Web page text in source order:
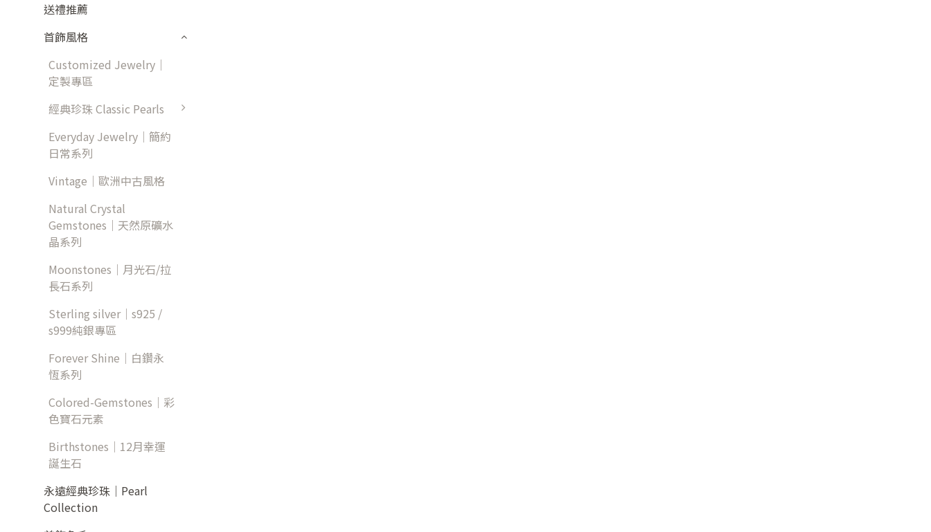
送禮推薦
首飾風格
Customized Jewelry｜
定製專區
經典珍珠 Classic Pearls
Everyday Jewelry｜簡約
日常系列
Vintage｜歐洲中古風格
Natural Crystal
Gemstones｜天然原礦水
晶系列
Moonstones｜月光石/拉
長石系列
Sterling silver｜s925 /
s999純銀專區
Forever Shine｜白鑽永
恆系列
Colored-Gemstones｜彩
色寶石元素
Birthstones｜12月幸運
誕生石
永遠經典珍珠｜Pearl
Collection